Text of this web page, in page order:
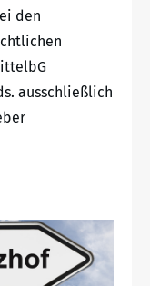
den
ausschließlich